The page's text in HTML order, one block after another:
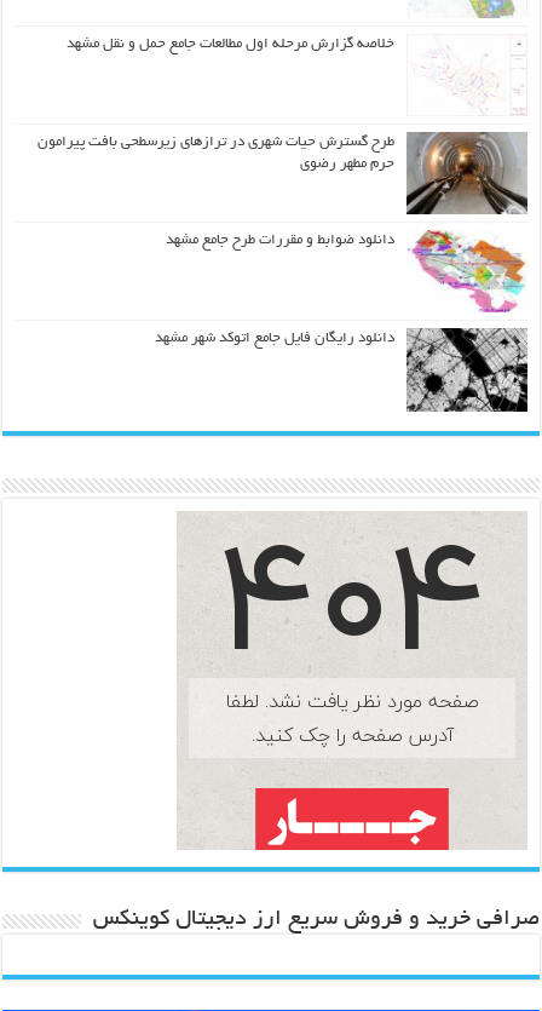
خلاصه گزارش مرحله اول مطالعات جامع حمل و نقل مشهد
طرح گسترش حیات شهري در ترازهاي زیرسطحی بافت پیرامون
حرم مطهر رضوي
دانلود ضوابط و مقررات طرح جامع مشهد
دانلود رایگان فایل جامع اتوکد شهر مشهد
صرافی خرید و فروش سریع ارز دیجیتال کوینکس